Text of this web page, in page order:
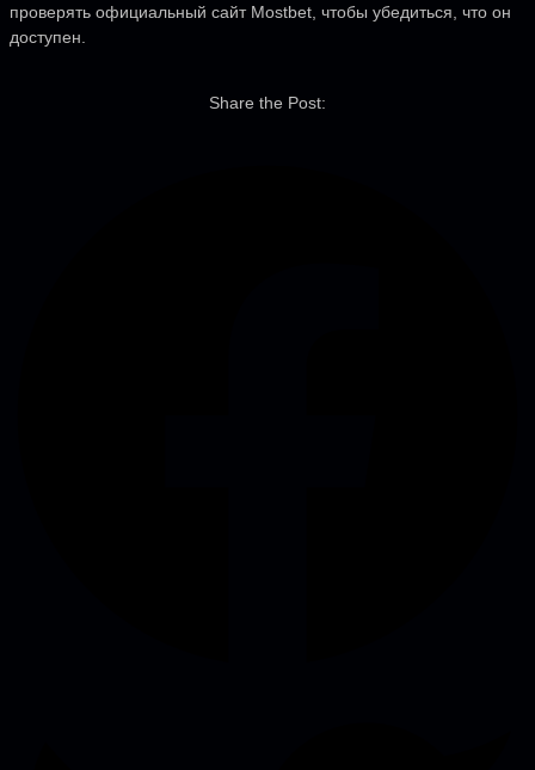
проверять официальный сайт Mostbet, чтобы убедиться, что он
доступен.
Share the Post: